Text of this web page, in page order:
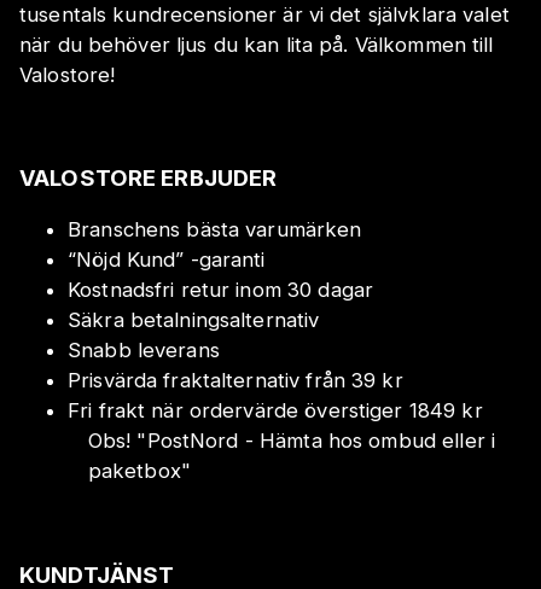
tusentals kundrecensioner är vi det självklara valet
när du behöver ljus du kan lita på. Välkommen till
Valostore!
VALOSTORE ERBJUDER
Branschens bästa varumärken
“Nöjd Kund” -garanti
Kostnadsfri retur inom 30 dagar
Säkra betalningsalternativ
Snabb leverans
Prisvärda fraktalternativ från 39 kr
Fri frakt när ordervärde överstiger 1849 kr
Obs! "PostNord - Hämta hos ombud eller i
paketbox"
KUNDTJÄNST